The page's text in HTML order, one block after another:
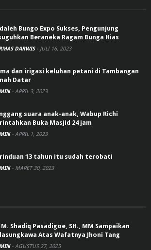
Bungo Expo Sukses, Pengunjung
Beraneka Ragam Bunga Hias
DARWIS - JULI 16, 2023
dan irigasi keluhan petani di Tambangan
Datar
- APRIL 3, 2023
suara anak-anak, Wabup Richi
Buka Masjid 24 jam
- APRIL 1, 2023
13 tahun itu sudah terobati
- MARET 30, 2023
Shadiq Pasadigoe, SH., MM Sampaikan
Atas Wafatnya Jhoni Tang
- AGUSTUS 27, 2025